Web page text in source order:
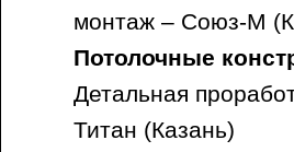
монтаж – Союз-М
Потолочные
Детальная
Титан (Казань)